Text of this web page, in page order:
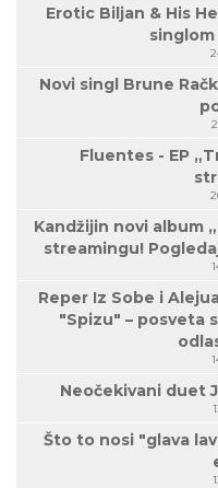
Erotic Biljan & His
singlom
Novi singl Brune
Fluentes - EP
Kandžijin novi album
streamingu!
Reper Iz Sobe i
"Spizu" – posveta
Neočekivani duet
Što to nosi "glava